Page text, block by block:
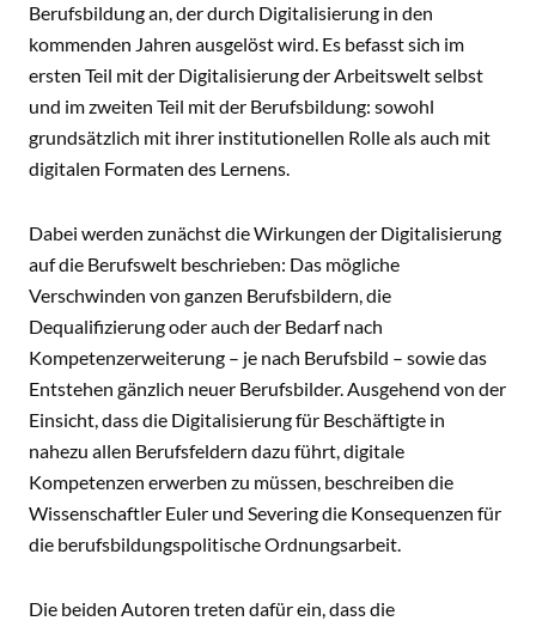
Berufsbildung an, der durch Digitalisierung in den
kommenden Jahren ausgelöst wird. Es befasst sich im
ersten Teil mit der Digitalisierung der Arbeitswelt selbst
und im zweiten Teil mit der Berufsbildung: sowohl
grundsätzlich mit ihrer institutionellen Rolle als auch mit
digitalen Formaten des Lernens.
Dabei werden zunächst die Wirkungen der Digitalisierung
auf die Berufswelt beschrieben: Das mögliche
Verschwinden von ganzen Berufsbildern, die
Dequalifizierung oder auch der Bedarf nach
Kompetenzerweiterung – je nach Berufsbild – sowie das
Entstehen gänzlich neuer Berufsbilder. Ausgehend von der
Einsicht, dass die Digitalisierung für Beschäftigte in
nahezu allen Berufsfeldern dazu führt, digitale
Kompetenzen erwerben zu müssen, beschreiben die
Wissenschaftler Euler und Severing die Konsequenzen für
die berufsbildungspolitische Ordnungsarbeit.
Die beiden Autoren treten dafür ein, dass die